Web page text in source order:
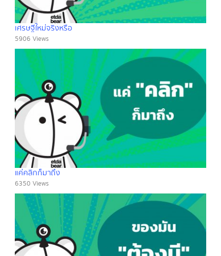
เศรษฐีใหม่จริงหรือ
5906 Views
แค่คลิกก็มาถึง
6350 Views